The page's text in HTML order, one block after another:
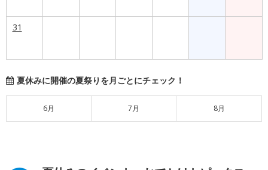
31
夏休みに開催の夏祭りを月ごとにチェック！
6月 7月 8月